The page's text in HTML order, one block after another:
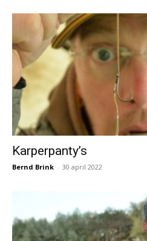
Karperpanty’s
Bernd Brink - 30 april 2022